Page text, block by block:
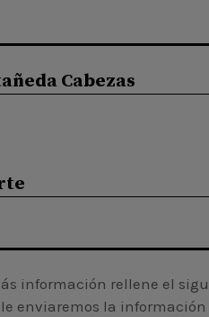
Cabezas
información rellene el
enviaremos la